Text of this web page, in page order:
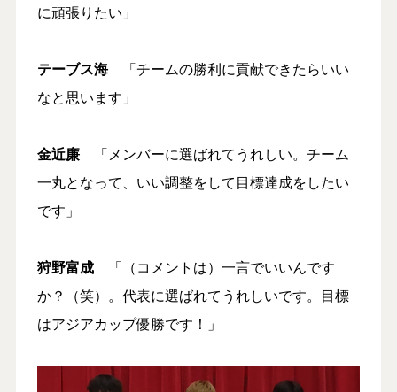
に頑張りたい」
テーブス海「チームの勝利に貢献できたらいい
なと思います」
金近廉「メンバーに選ばれてうれしい。チーム
一丸となって、いい調整をして目標達成をしたい
です」
狩野富成「（コメントは）一言でいいんです
か？（笑）。代表に選ばれてうれしいです。目標
はアジアカップ優勝です！」